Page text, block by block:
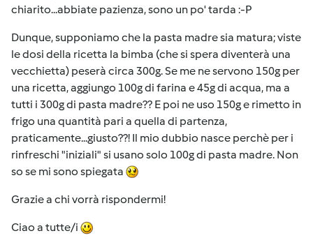
chiarito...abbiate pazienza, sono un po' tarda :-P
Dunque, supponiamo che la pasta madre sia matura; viste
le dosi della ricetta la bimba (che si spera diventerà una
vecchietta) peserà circa 300g. Se me ne servono 150g per
una ricetta, aggiungo 100g di farina e 45g di acqua, ma a
tutti i 300g di pasta madre?? E poi ne uso 150g e rimetto in
frigo una quantità pari a quella di partenza,
praticamente...giusto??! Il mio dubbio nasce perchè per i
rinfreschi "iniziali" si usano solo 100g di pasta madre. Non
so se mi sono spiegata
Grazie a chi vorrà rispondermi!
Ciao a tutte/i